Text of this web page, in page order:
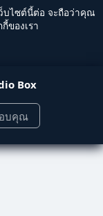
บไซต์นี้ต่อ จะถือว่าคุณ
ของเรา
Box
บคุณ